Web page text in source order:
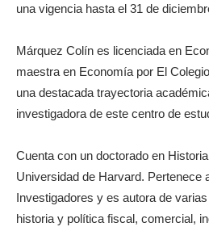
una vigencia hasta el 31 de
Márquez Colín es licenciada en
maestra en Economía por El
una destacada trayectoria
investigadora de este centro de
Cuenta con un doctorado en
Universidad de Harvard. Pertenece
Investigadores y es autora de
historia y política fiscal, comercial,